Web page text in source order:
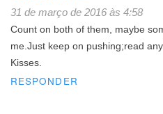
31 de março de 2016 às 4:58
Count on both of them, maybe
me.Just keep on pushing;read
Kisses.
RESPONDER